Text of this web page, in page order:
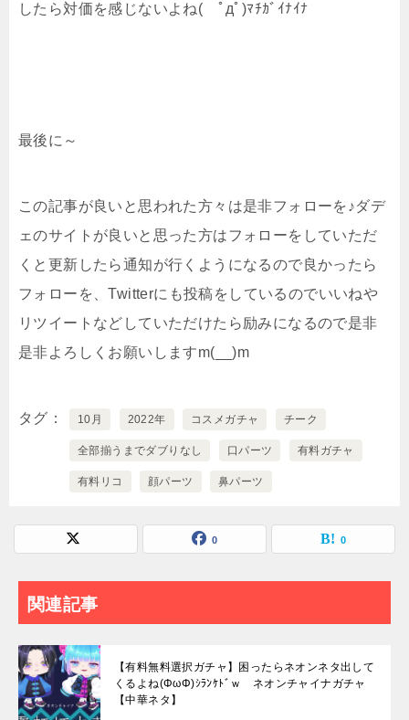
したら対価を感じないよね( ﾟдﾟ)ﾏﾁｶﾞｲﾅｲﾅ
最後に～
この記事が良いと思われた方々は是非フォローを♪ダデ
ェのサイトが良いと思った方はフォローをしていただ
くと更新したら通知が行くようになるので良かったら
フォローを、Twitterにも投稿をしているのでいいねや
リツイートなどしていただけたら励みになるので是非
是非よろしくお願いしますm(__)m
タグ 10月 2022年 コスメガチャ チーク
全部揃うまでダブりなし 口パーツ 有料ガチャ
有料リコ 顔パーツ 鼻パーツ
0 0
関連記事
【有料無料選択ガチャ】困ったらネオンネタ出して
くるよね(ΦωΦ)ｼﾗﾝｹﾄﾞｗ ネオンチャイナガチャ
【中華ネタ】